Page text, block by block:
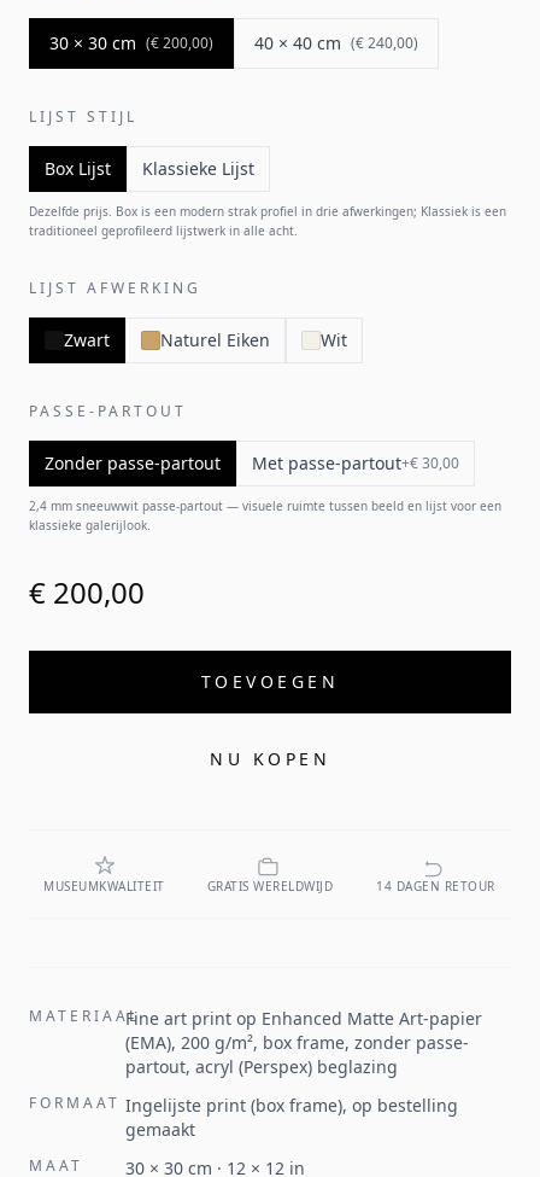
30 × 30 cm (€ 200,00) 40 × 40 cm (€ 240,00)
LIJST STIJL
Box Lijst Klassieke Lijst
Dezelfde prijs. Box is een modern strak profiel in drie afwerkingen; Klassiek is een
traditioneel geprofileerd lijstwerk in alle acht.
LIJST AFWERKING
Zwart Naturel Eiken Wit
PASSE-PARTOUT
Zonder passe-partout Met passe-partout+€ 30,00
2,4 mm sneeuwwit passe-partout — visuele ruimte tussen beeld en lijst voor een
klassieke galerijlook.
€ 200,00
TOEVOEGEN
NU KOPEN
MUSEUMKWALITEIT GRATIS WERELDWIJD 14 DAGEN RETOUR
MATERIAALFine art print op Enhanced Matte Art-papier
(EMA), 200 g/m², box frame, zonder passe-
partout, acryl (Perspex) beglazing
FORMAAT Ingelijste print (box frame), op bestelling
gemaakt
MAAT 30 × 30 cm · 12 × 12 in